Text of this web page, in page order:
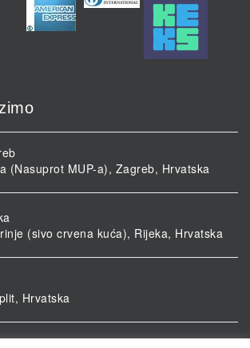
(Nasuprot MUP-a), Zagreb, Hrvatska
(sivo crvena kuća), Rijeka, Hrvatska
Hrvatska